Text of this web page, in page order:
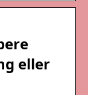
eller